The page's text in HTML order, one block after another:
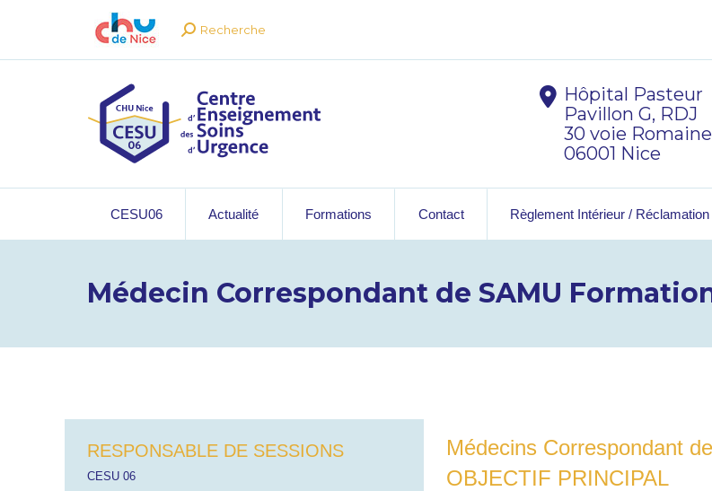
Recherche
Recherche
Hôpital Pasteur
Pavillon G, RDJ
30 voie Romaine
06001 Nice
CESU06 Actualité Formations Contact Règlement Intérieur / Réclamation
Médecin Correspondant de SAMU
RESPONSABLE DE SESSIONS
CESU 06
Médecins Correspondant
OBJECTIF PRINCIPAL